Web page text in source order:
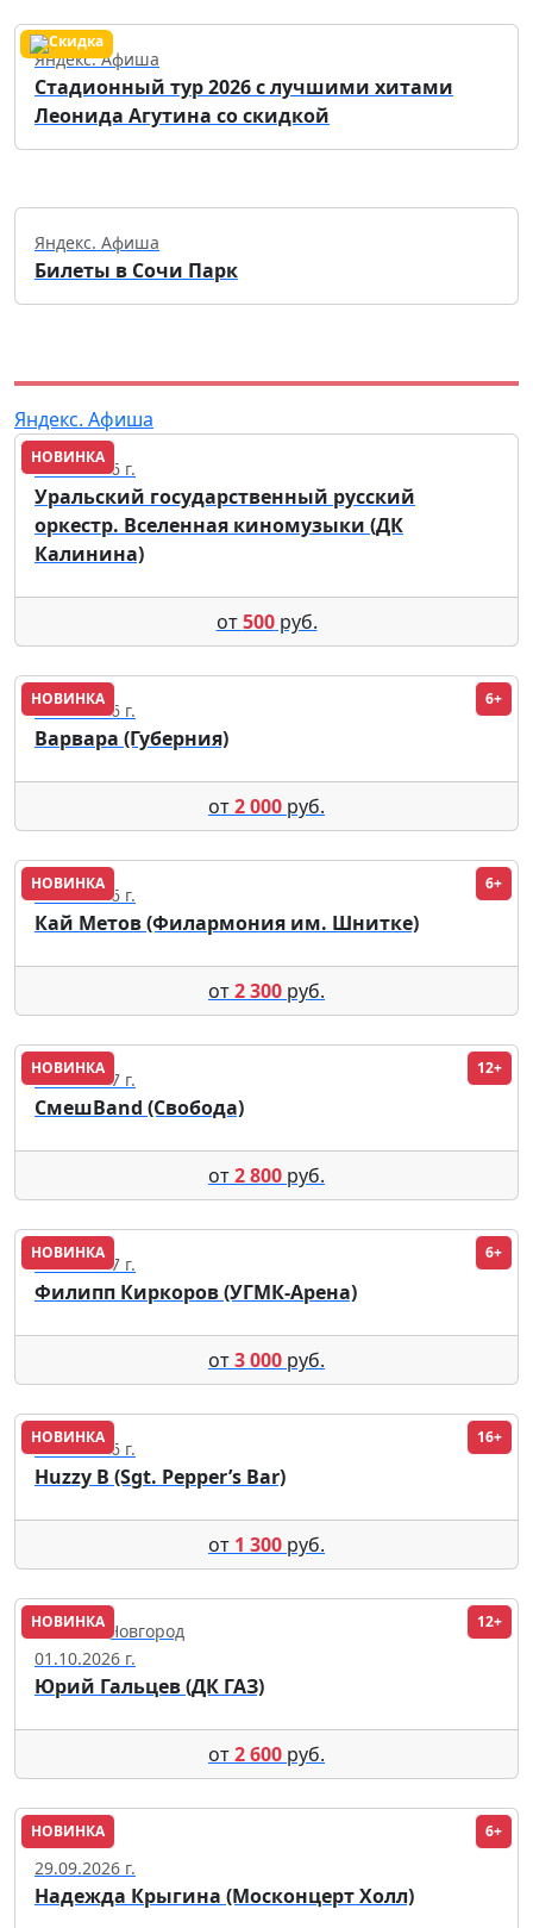
Яндекс. Афиша
Стадионный тур 2026 с лучшими хитами
Леонида Агутина со скидкой
Яндекс. Афиша
Билеты в Сочи Парк
Яндекс. Афиша
НОВИНКА
03.10.2026 г.
Уральский государственный русский
оркестр. Вселенная киномузыки (ДК
Калинина)
от500руб.
НОВИНКА 6+
12.11.2026 г.
Варвара (Губерния)
от2 000 руб.
НОВИНКА 6+
12.10.2026 г.
Кай Метов (Филармония им. Шнитке)
от2 300 руб.
НОВИНКА 12+
01.04.2027 г.
СмешBand (Свобода)
от2 800 руб.
НОВИНКА 6+
05.01.2027 г.
Филипп Киркоров (УГМК-Арена)
от3 000 руб.
НОВИНКА 16+
12.09.2026 г.
Huzzy B (Sgt. Pepper’s Bar)
от 1 300 руб.
НОВИНКА 12+
Нижний Новгород
01.10.2026 г.
Юрий Гальцев (ДК ГАЗ)
от2 600 руб.
НОВИНКА 6+
Москва
29.09.2026 г.
Надежда Крыгина (Москонцерт Холл)